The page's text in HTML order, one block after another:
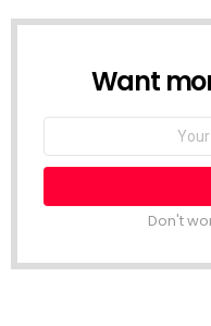
NEWSLETTER
Want
Email
Don't